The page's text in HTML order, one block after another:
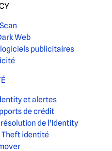
Web
publicitaires
et alertes
de crédit
de l'Identity
identité